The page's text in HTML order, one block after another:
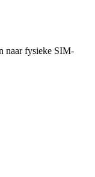
naar fysieke SIM-